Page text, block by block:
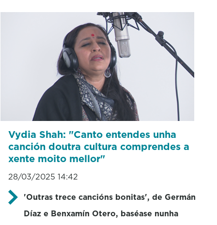
Vydia Shah: "Canto entendes unha
canción doutra cultura comprendes a
xente moito mellor"
28/03/2025 14:42
'Outras trece cancións bonitas', de Germán
Díaz e Benxamín Otero, baséase nunha